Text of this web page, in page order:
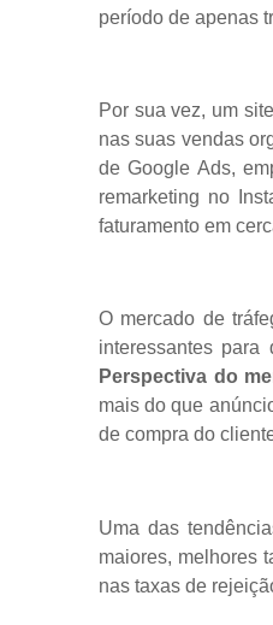
período de apenas
Por sua vez, um
nas suas vendas
de Google Ads,
remarketing no
faturamento em
O mercado de
interessantes
Perspectiva do
mais do que
de compra do
Uma das
maiores, melhores
nas taxas de